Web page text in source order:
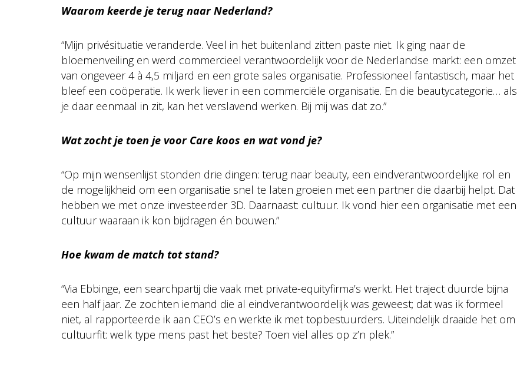
Waarom keerde je terug naar Nederland?
“Mijn privésituatie veranderde. Veel in het buitenland zitten paste niet. Ik ging naar de
bloemenveiling en werd commercieel verantwoordelijk voor de Nederlandse markt: een omzet
van ongeveer 4 à 4,5 miljard en een grote sales organisatie. Professioneel fantastisch, maar het
bleef een coöperatie. Ik werk liever in een commerciële organisatie. En die beautycategorie… als
je daar eenmaal in zit, kan het verslavend werken. Bij mij was dat zo.”
Wat zocht je toen je voor Care koos en wat vond je?
“Op mijn wensenlijst stonden drie dingen: terug naar beauty, een eindverantwoordelijke rol en
de mogelijkheid om een organisatie snel te laten groeien met een partner die daarbij helpt. Dat
hebben we met onze investeerder 3D. Daarnaast: cultuur. Ik vond hier een organisatie met een
cultuur waaraan ik kon bijdragen én bouwen.”
Hoe kwam de match tot stand?
“Via Ebbinge, een searchpartij die vaak met private-equityfirma’s werkt. Het traject duurde bijna
een half jaar. Ze zochten iemand die al eindverantwoordelijk was geweest; dat was ik formeel
niet, al rapporteerde ik aan CEO’s en werkte ik met topbestuurders. Uiteindelijk draaide het om
cultuurfit: welk type mens past het beste? Toen viel alles op z’n plek.”